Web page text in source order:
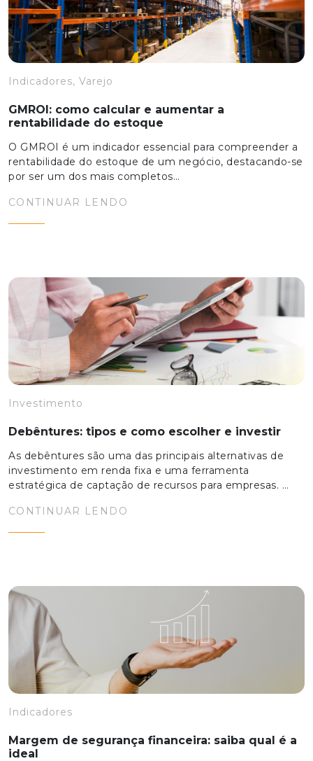
Indicadores, Varejo
GMROI: como calcular e aumentar a
rentabilidade do estoque
O GMROI é um indicador essencial para compreender a
rentabilidade do estoque de um negócio, destacando-se
por ser um dos mais completos…
CONTINUAR LENDO
Investimento
Debêntures: tipos e como escolher e investir
As debêntures são uma das principais alternativas de
investimento em renda fixa e uma ferramenta
estratégica de captação de recursos para empresas. …
CONTINUAR LENDO
Indicadores
Margem de segurança financeira: saiba qual é a
ideal